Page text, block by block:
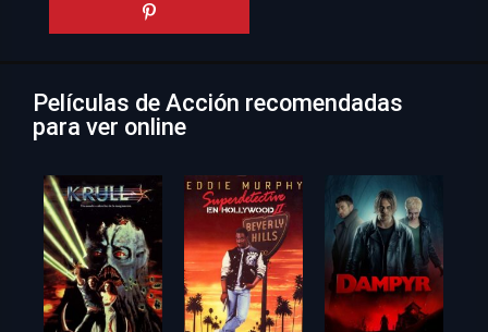
Películas de Acción recomendadas
para ver online